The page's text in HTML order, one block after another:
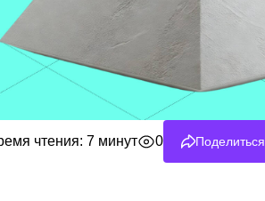
чтения: 7 минут 0 Поделиться